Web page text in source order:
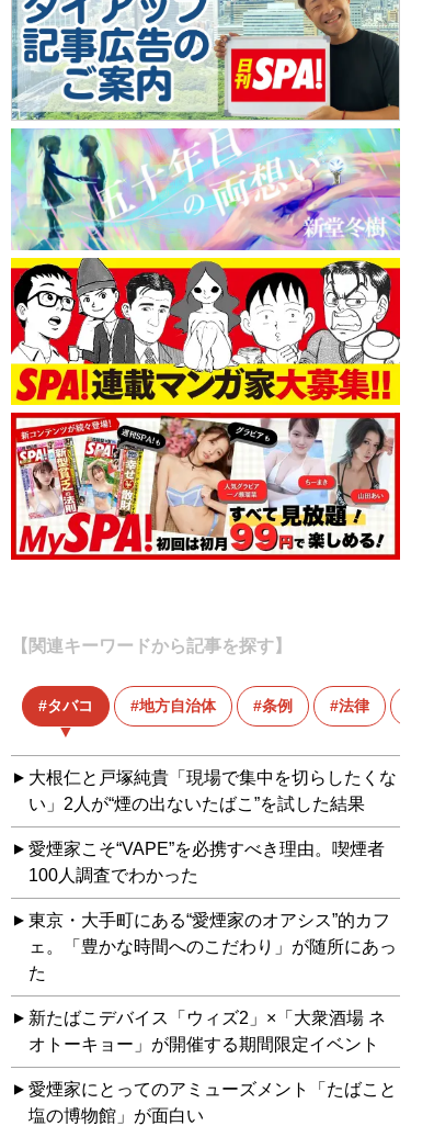
【関連キーワードから記事を探す】
タバコ 地方自治体 条例 法律
大根仁と戸塚純貴「現場で集中を切らしたくな
い」2人が“煙の出ないたばこ”を試した結果
愛煙家こそ“VAPE”を必携すべき理由。喫煙者
100人調査でわかった
東京・大手町にある“愛煙家のオアシス”的カフ
ェ。「豊かな時間へのこだわり」が随所にあっ
た
新たばこデバイス「ウィズ2」×「大衆酒場 ネ
オトーキョー」が開催する期間限定イベント
愛煙家にとってのアミューズメント「たばこと
塩の博物館」が面白い